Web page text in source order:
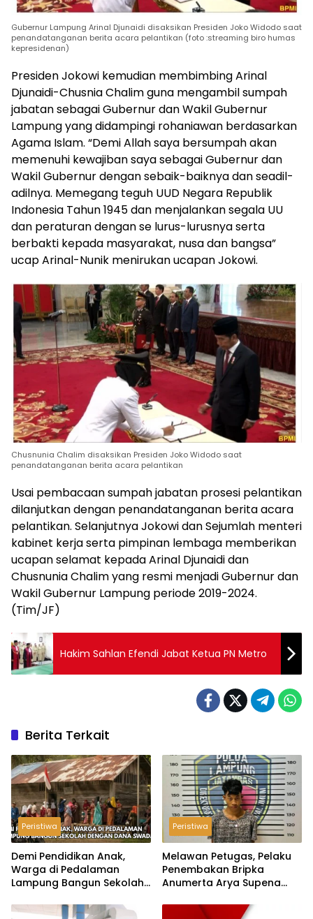
Gubernur Lampung Arinal Djunaidi disaksikan Presiden Joko Widodo saat
penandatanganan berita acara pelantikan (foto :streaming biro humas
kepresidenan)
Presiden Jokowi kemudian membimbing Arinal
Djunaidi-Chusnia Chalim guna mengambil sumpah
jabatan sebagai Gubernur dan Wakil Gubernur
Lampung yang didampingi rohaniawan berdasarkan
Agama Islam. “Demi Allah saya bersumpah akan
memenuhi kewajiban saya sebagai Gubernur dan
Wakil Gubernur dengan sebaik-baiknya dan seadil-
adilnya. Memegang teguh UUD Negara Republik
Indonesia Tahun 1945 dan menjalankan segala UU
dan peraturan dengan se lurus-lurusnya serta
berbakti kepada masyarakat, nusa dan bangsa”
ucap Arinal-Nunik menirukan ucapan Jokowi.
Chusnunia Chalim disaksikan Presiden Joko Widodo saat
penandatanganan berita acara pelantikan
Usai pembacaan sumpah jabatan prosesi pelantikan
dilanjutkan dengan penandatanganan berita acara
pelantikan. Selanjutnya Jokowi dan Sejumlah menteri
kabinet kerja serta pimpinan lembaga memberikan
ucapan selamat kepada Arinal Djunaidi dan
Chusnunia Chalim yang resmi menjadi Gubernur dan
Wakil Gubernur Lampung periode 2019-2024.
(Tim/JF)
Hakim Sahlan Efendi Jabat Ketua PN Metro
Berita Terkait
Peristiwa
Demi Pendidikan Anak,
Warga di Pedalaman
Lampung Bangun Sekolah
Peristiwa
Melawan Petugas, Pelaku
Penembakan Bripka
Anumerta Arya Supena
Hantu